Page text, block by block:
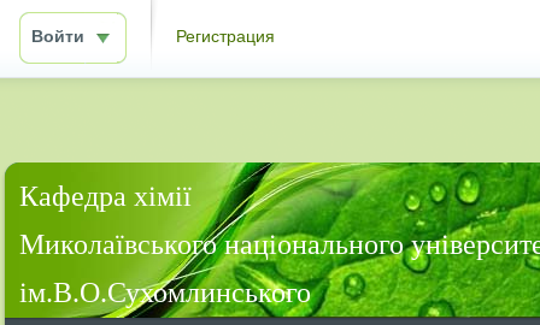
Войти Регистрация
Кафедра хімії
Миколаївського національного
ім.В.О.Сухомлинського